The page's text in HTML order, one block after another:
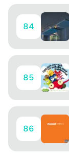
84
85
86